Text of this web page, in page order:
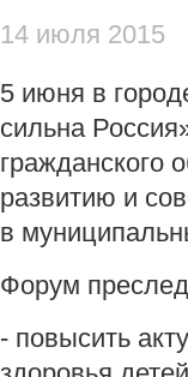
14 июля 2015
5 июня в
сильна
гражданского
развитию и
в
Форум
- повысить